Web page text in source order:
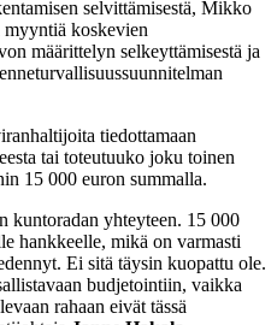
selvittämisestä, Mikko
koskevien
määrittelyn selkeyttämisestä ja
tiedottamaan
tai toteutuuko joku toinen
15 000 euron summalla.
kuntoradan yhteyteen. 15 000
hankkeelle, mikä on varmasti
Ei sitä täysin kuopattu ole.
budjetointiin, vaikka
rahaan eivät tässä